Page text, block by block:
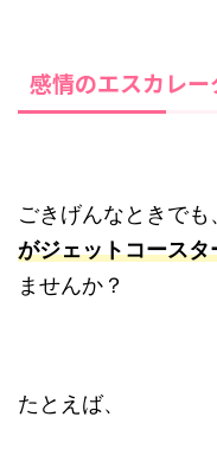
感情のエスカレー
ごきげんなときでも
がジェットコース
ませんか？
たとえば、